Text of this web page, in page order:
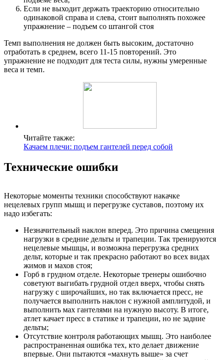
Если не выходит держать траекторию относительно
одинаковой справа и слева, стоит выполнять похожее
упражнение – подъем со штангой стоя
Темп выполнения не должен быть высоким, достаточно
отработать в среднем, всего 11-15 повторений. Это
упражнение не подходит для теста силы, нужны умеренные
веса и темп.
Читайте также:
Качаем плечи: подъем гантелей перед собой
Технические ошибки
Некоторые моменты техники способствуют накачке
нецелевых групп мышц и перегрузке суставов, поэтому их
надо избегать:
Незначительный наклон вперед. Это причина смещения
нагрузки в средние дельты и трапеции. Так тренируются
нецелевые мышцы, и возможна перегрузка средних
дельт, которые и так прекрасно работают во всех видах
жимов и махов стоя;
Горб в грудном отделе. Некоторые тренеры ошибочно
советуют выгибать грудной отдел вверх, чтобы снять
нагрузку с широчайших, но так включается пресс, не
получается выполнить наклон с нужной амплитудой, и
выполнить мах гантелями на нужную высоту. В итоге,
атлет качает пресс в статике и трапеции, но не задние
дельты;
Отсутствие контроля работающих мышц. Это наиболее
распространенная ошибка тех, кто делает движение
впервые. Они пытаются «махнуть выше» за счет